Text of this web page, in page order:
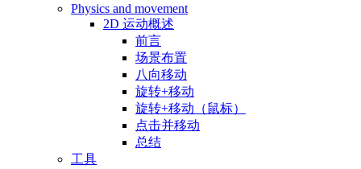
Physics and movement
2D 运动概述
前言
场景布置
八向移动
旋转+移动
旋转+移动（鼠标）
点击并移动
总结
工具